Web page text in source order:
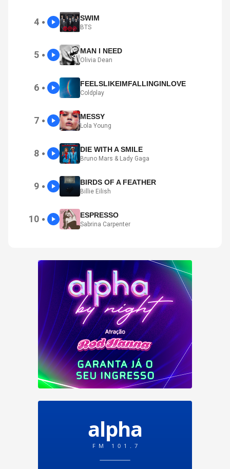
4 ● SWIM
BTS
5 ● MAN I NEED
Olivia Dean
6 ● FEELSLIKEIMFALLINGINLOVE
Coldplay
7 ● MESSY
Lola Young
8 ● DIE WITH A SMILE
Bruno Mars & Lady Gaga
9 ● BIRDS OF A FEATHER
Billie Eilish
10 ● ESPRESSO
Sabrina Carpenter